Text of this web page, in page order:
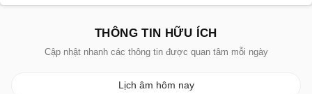
THÔNG TIN HỮU ÍCH
Cập nhật nhanh các thông tin được quan tâm mỗi ngày
Lịch âm hôm nay